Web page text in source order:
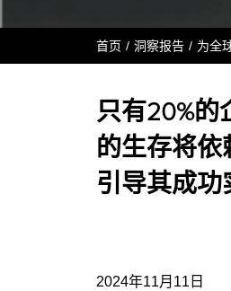
首页 洞察报告 为全
只有20%的
的生存将
引导其成功
2024年11月11日